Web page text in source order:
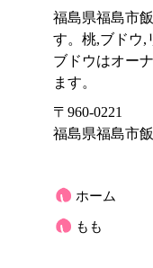
福島県福島市
す。桃,ブドウ,
ブドウはオー
ます。
〒960-0221
福島県福島市
ホーム
もも